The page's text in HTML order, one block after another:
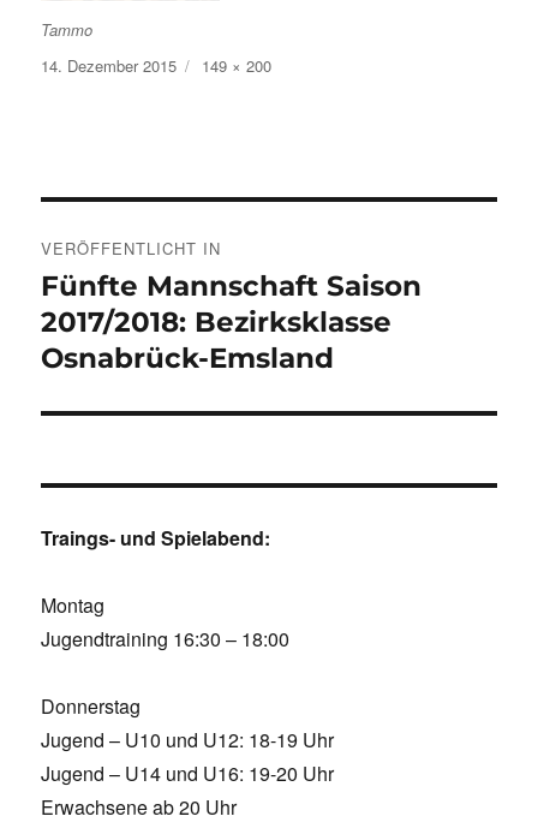
Tammo
Veröffentlicht
am
14. Dezember 2015 Volle
Größe
149 × 200
VERÖFFENTLICHT IN
Fünfte Mannschaft Saison
2017/2018: Bezirksklasse
Osnabrück-Emsland
Traings- und Spielabend:
Montag
Jugendtraining 16:30 – 18:00
Donnerstag
Jugend – U10 und U12: 18-19 Uhr
Jugend – U14 und U16: 19-20 Uhr
Erwachsene ab 20 Uhr